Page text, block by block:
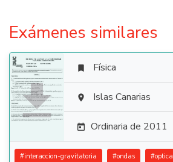
Exámenes similares

 Física
 Islas Canarias
 Ordinaria de 2011
#interaccion-gravitatoria #ondas #optica